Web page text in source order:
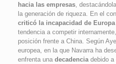
hacia las empresas,
la generación de riqueza. En el
criticó la incapacidad de
tendencia a competir
posición frente a China. Según
europea, en la que Navarra ha
enfrenta una decadenciadebido a